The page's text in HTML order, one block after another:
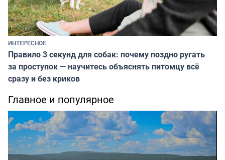
ИНТЕРЕСНОЕ
Правило 3 секунд для собак: почему поздно ругать
за проступок — научитесь объяснять питомцу всё
сразу и без криков
Главное и популярное